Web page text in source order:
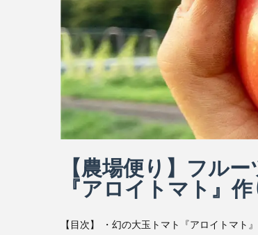
【農場便り】フル
『アロイトマト』
【目次】 ・幻の大玉トマト『アロイトマ